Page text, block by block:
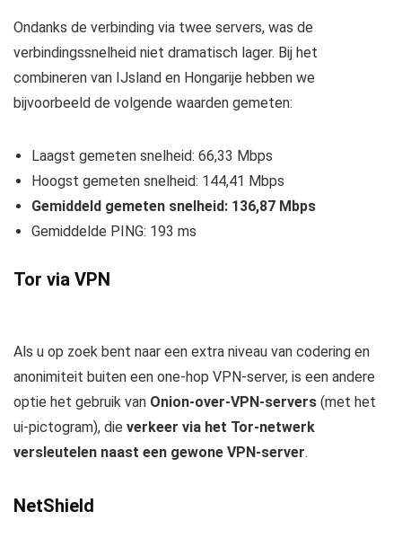
Ondanks de verbinding via twee servers, was de
verbindingssnelheid niet dramatisch lager. Bij het
combineren van IJsland en Hongarije hebben we
bijvoorbeeld de volgende waarden gemeten:
Laagst gemeten snelheid: 66,33 Mbps
Hoogst gemeten snelheid: 144,41 Mbps
Gemiddeld gemeten snelheid: 136,87 Mbps
Gemiddelde PING: 193 ms
Tor via VPN
Als u op zoek bent naar een extra niveau van codering en
anonimiteit buiten een one-hop VPN-server, is een andere
optie het gebruik van Onion-over-VPN-servers (met het
ui-pictogram), die verkeer via het Tor-netwerk
versleutelen naast een gewone VPN-server.
NetShield